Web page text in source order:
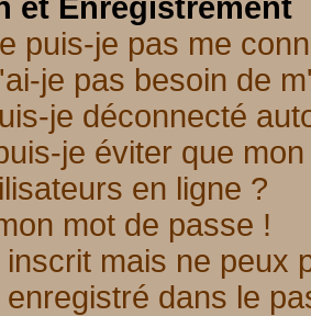
et Enregistrement
puis-je pas me
je pas besoin de
je déconnecté
je éviter que
en ligne ?
mot de passe !
mais ne peux
dans le